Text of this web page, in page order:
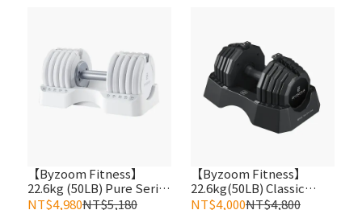
【Byzoom Fitness】
22.6kg (50LB) Pure Series
5段重量 可調式啞鈴 (黑白
NT$4,980NT$5,180
【Byzoom Fitness】
22.6kg(50LB) Classic
Series 5段重量 可調式啞
NT$4,000NT$4,800